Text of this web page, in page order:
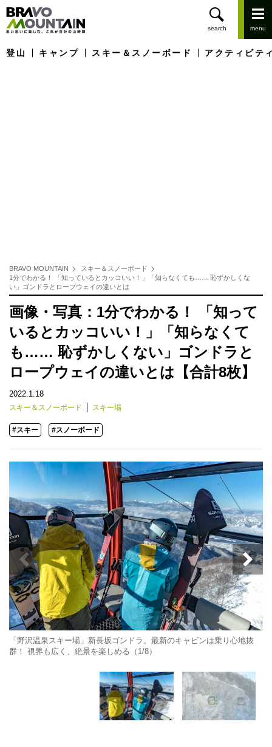
登山 キャンプ スキー＆スノーボード アクティビテ
BRAVO MOUNTAIN
スキー＆スノーボード
1分でわかる！ 「知っているとカッコいい！」「知らなくても…… 恥ずかしくな
い」ゴンドラとロープウェイの違いとは
画像・写真：1分でわかる！ 「知って
いるとカッコいい！」「知らなくて
も…… 恥ずかしくない」ゴンドラと
ロープウェイの違いとは【合計8枚】
2022.1.18
スキー＆スノーボード スキー場
#スキー #スノーボード
「野沢温泉スキー場」新長坂ゴンドラ。最新のキャビンは乗り心地抜
群！ 視界も広く、絶景を楽しめる（1/8）